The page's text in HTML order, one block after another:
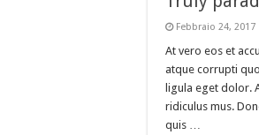
Febbraio 24, 2017
At vero eos et
atque corrupti
ligula eget dolor.
ridiculus mus.
quis …